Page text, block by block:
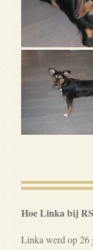
Hoe Linka bij
Linka werd op 26